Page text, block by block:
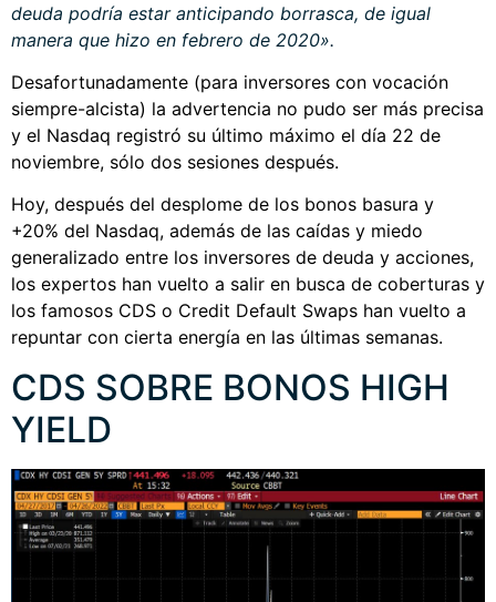
deuda podría estar anticipando borrasca, de igual
manera que hizo en febrero de 2020».
Desafortunadamente (para inversores con vocación
siempre-alcista) la advertencia no pudo ser más precisa
y el Nasdaq registró su último máximo el día 22 de
noviembre, sólo dos sesiones después.
Hoy, después del desplome de los bonos basura y
+20% del Nasdaq, además de las caídas y miedo
generalizado entre los inversores de deuda y acciones,
los expertos han vuelto a salir en busca de coberturas y
los famosos CDS o Credit Default Swaps han vuelto a
repuntar con cierta energía en las últimas semanas.
CDS SOBRE BONOS HIGH
YIELD